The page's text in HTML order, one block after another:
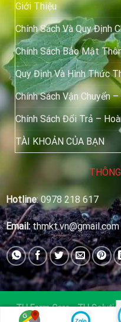
Giới Thiệu
Chính Sách Và Quy Định
Chính Sách Bảo Mật
Quy Định Và Hình Thức
Chính Sách Vận Chuyển
Chính Sách Đổi Trả –
TÀI KHOẢN CỦA BẠN
Hotline:0978 218 617
Email: thmkt.vn@gmail.com
TH Farm Care - TH